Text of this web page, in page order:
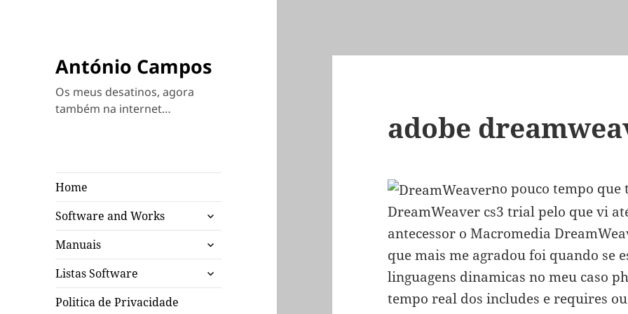
António Campos
Os meus desatinos, agora
também na internet…
Home
Software and Works
expandir
submenu
Manuais
expandir
submenu
Listas Software
expandir
submenu
Politica de Privacidade
adobe
no pouco tempo
DreamWeaver cs3 trial pelo que vi
antecessor o Macromedia
que mais me agradou foi quando se
linguagens dinamicas no meu caso
tempo real dos includes e requires